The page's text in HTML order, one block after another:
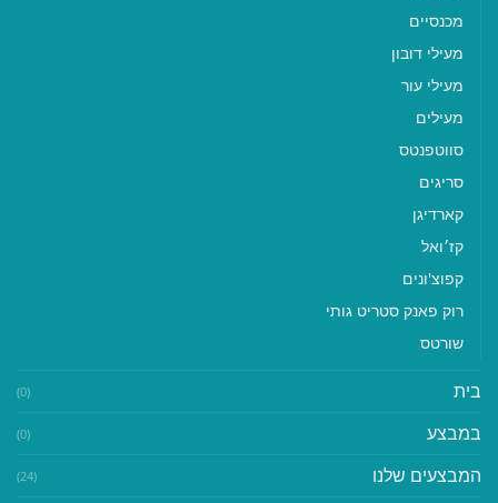
מכנסיים
מעילי דובון
מעילי עור
מעילים
סווטפנטס
סריגים
קארדיגן
קז׳ואל
קפוצ'ונים
רוק פאנק סטריט גותי
שורטס
בית (0)
במבצע (0)
המבצעים שלנו (24)